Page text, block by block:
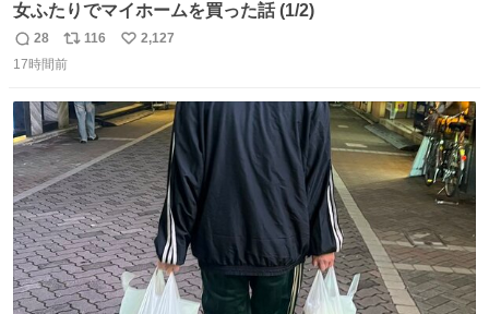
女ふたりでマイホームを買った話 (1/2)
返
信
28
リ
ポ
ト
数
116
い
数
2,127
17時間前